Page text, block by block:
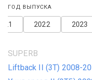
ГОД ВЫПУСКА
2023
2022
SUPERB
Liftback II (3T) 2008-